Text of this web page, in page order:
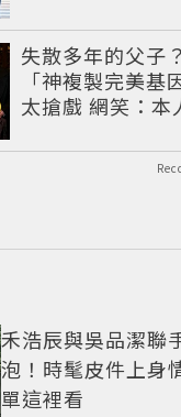
失散多年的父子
「神複製完美基
太搶戲 網笑：本
禾浩辰與吳品潔聯
泡！時髦皮件上身
單這裡看